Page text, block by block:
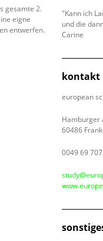
gesamte 2.
eigne
entwerfen.
"Kann ich
und die
Carine
kontakt
european
Hamburger
60486
0049 69